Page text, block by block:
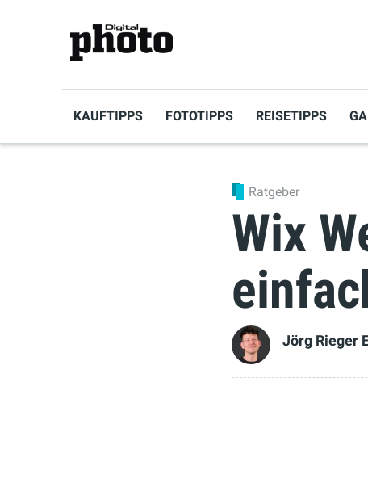
KAUFTIPPS FOTOTIPPS REISETIPPS
Ratgeber
Wix
Jörg Rieger